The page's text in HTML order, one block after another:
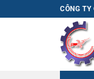
qua
CÔNG